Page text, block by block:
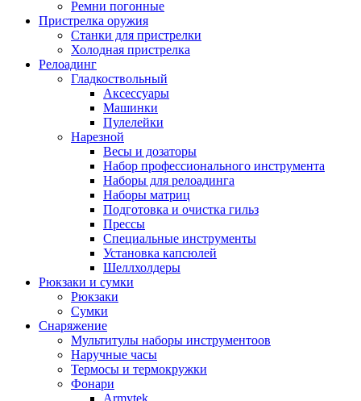
Ремни погонные
Пристрелка оружия
Станки для пристрелки
Холодная пристрелка
Релоадинг
Гладкоствольный
Аксессуары
Машинки
Пулелейки
Нарезной
Весы и дозаторы
Набор профессионального инструмента
Наборы для релоадинга
Наборы матриц
Подготовка и очистка гильз
Прессы
Специальные инструменты
Установка капсюлей
Шеллхолдеры
Рюкзаки и сумки
Рюкзаки
Сумки
Снаряжение
Мультитулы наборы инструментоов
Наручные часы
Термосы и термокружки
Фонари
Armytek